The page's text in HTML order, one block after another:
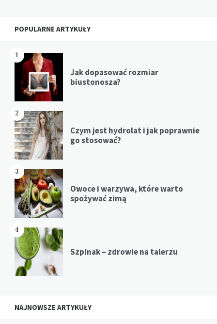
Widgets
POPULARNE ARTYKUŁY
1
Jak dopasować rozmiar
biustonosza?
2
Czym jest hydrolat i jak poprawnie
go stosować?
3
Owoce i warzywa, które warto
spożywać zimą
4
Szpinak – zdrowie na talerzu
NAJNOWSZE ARTYKUŁY